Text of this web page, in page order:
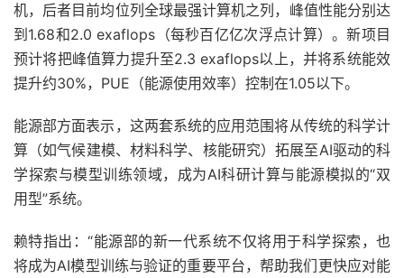
机，后者目前均位列全球最强计算机之列，峰值性能分别达
到1.68和2.0 exaflops（每秒百亿亿次浮点计算）。新项目
预计将把峰值算力提升至2.3 exaflops以上，并将系统能效
提升约30%，PUE（能源使用效率）控制在1.05以下。
能源部方面表示，这两套系统的应用范围将从传统的科学计
算（如气候建模、材料科学、核能研究）拓展至AI驱动的科
学探索与模型训练领域，成为AI科研计算与能源模拟的“双
用型”系统。
赖特指出：“能源部的新一代系统不仅将用于科学探索，也
将成为AI模型训练与验证的重要平台，帮助我们更快应对能